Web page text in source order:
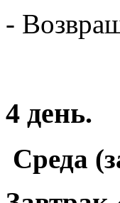
-
4 день.
Среда